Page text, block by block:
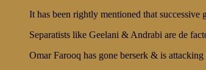
It has been rightly mentioned that
Separatists like Geelani & Andrabi are de
Omar Farooq has gone berserk & is